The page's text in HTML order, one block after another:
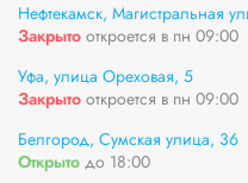
Нефтекамск, Магистральная
Закрыто откроется в пн 09:00
Уфа, улица Ореховая, 5
Закрыто откроется в пн 09:00
Белгород, Сумская улица, 36
Открыто до 18:00